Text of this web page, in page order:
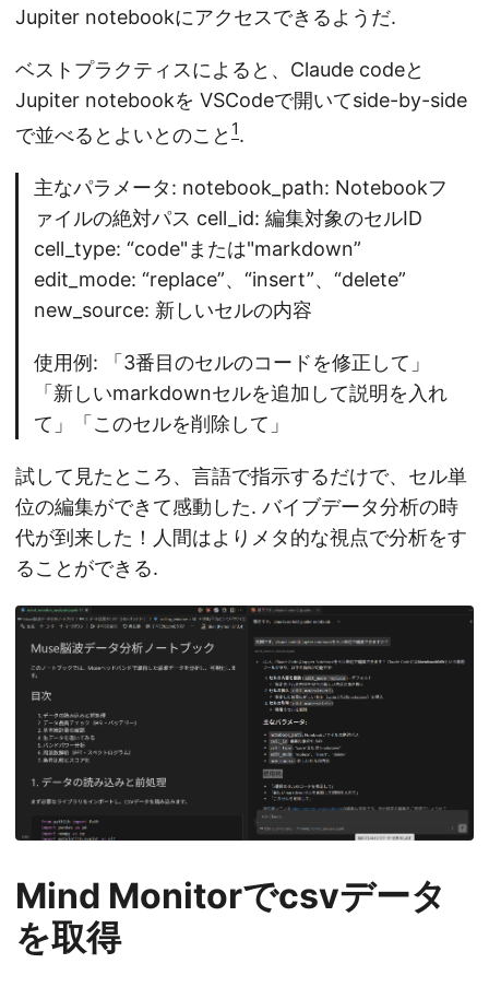
Jupiter notebookにアクセスできるようだ.
ベストプラクティスによると、Claude codeと
Jupiter notebookを VSCodeで開いてside-by-side
で並べるとよいとのこと 1.
主なパラメータ: notebook_path: Notebookフ
ァイルの絶対パス cell_id: 編集対象のセルID
cell_type: “code"または"markdown”
edit_mode: “replace”、“insert”、“delete”
new_source: 新しいセルの内容
使用例: 「3番目のセルのコードを修正して」
「新しいmarkdownセルを追加して説明を入れ
て」「このセルを削除して」
試して見たところ、言語で指示するだけで、セル単
位の編集ができて感動した. バイブデータ分析の時
代が到来した！人間はよりメタ的な視点で分析をす
ることができる.
Mind Monitorでcsvデータ
を取得